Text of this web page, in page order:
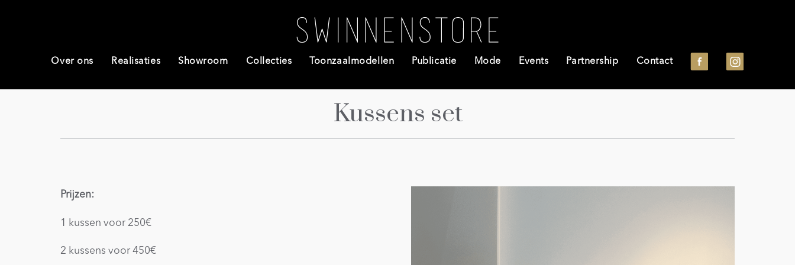
Over ons Realisaties Showroom Collecties Toonzaalmodellen Publicatie Mode Events Partnership Contact
Kussens set
Prijzen:
1 kussen voor 250€
2 kussens voor 450€